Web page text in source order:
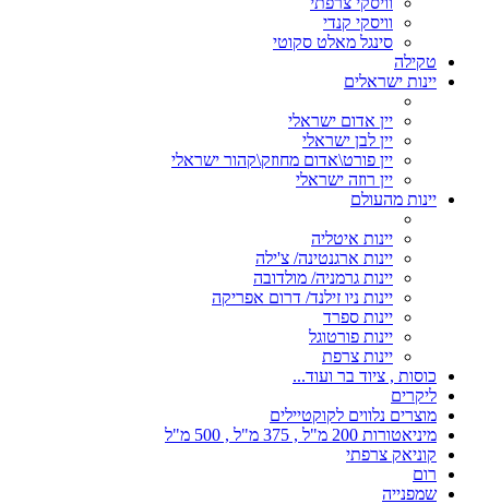
וויסקי קנדי
סינגל מאלט סקוטי
טקילה
יינות ישראלים
יין אדום ישראלי
יין לבן ישראלי
יין פורט\אדום מחוזק\קהור ישראלי
יין רוזה ישראלי
יינות מהעולם
יינות איטליה
יינות ארגנטינה/ צ'ילה
יינות גרמניה/ מולדובה
יינות ניו זילנד/ דרום אפריקה
יינות ספרד
יינות פורטוגל
יינות צרפת
כוסות , ציוד בר ועוד...
ליקרים
מוצרים נלווים לקוקטיילים
מיניאטורות 200 מ"ל , 375 מ"ל , 500 מ"ל
קוניאק צרפתי
רום
שמפנייה